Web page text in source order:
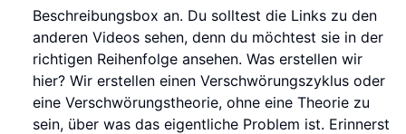
Beschreibungsbox an. Du solltest die Links zu den
anderen Videos sehen, denn du möchtest sie in der
richtigen Reihenfolge ansehen. Was erstellen wir
hier? Wir erstellen einen Verschwörungszyklus oder
eine Verschwörungstheorie, ohne eine Theorie zu
sein, über was das eigentliche Problem ist. Erinnerst